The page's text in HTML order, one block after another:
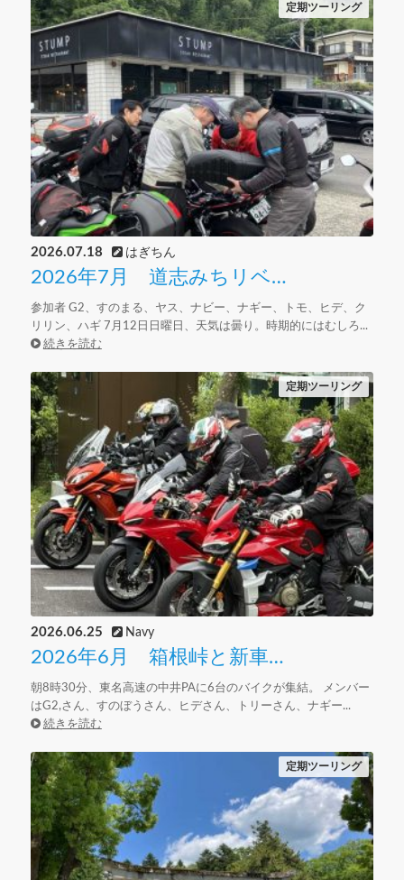
定期ツーリング
2026.07.18 はぎちん
2026年7月 道志みちリベ…
参加者 G2、すのまる、ヤス、ナビー、ナギー、トモ、ヒデ、ク
リリン、ハギ 7月12日日曜日、天気は曇り。時期的にはむしろ...
続きを読む
定期ツーリング
2026.06.25 Navy
2026年6月 箱根峠と新車…
朝8時30分、東名高速の中井PAに6台のバイクが集結。 メンバー
はG2,さん、すのぼうさん、ヒデさん、トリーさん、ナギー...
続きを読む
定期ツーリング